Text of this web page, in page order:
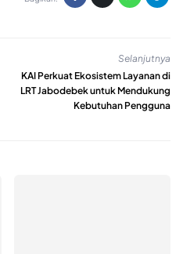
Selanjutnya
KAI Perkuat Ekosistem Layanan di
LRT Jabodebek untuk Mendukung
Kebutuhan Pengguna